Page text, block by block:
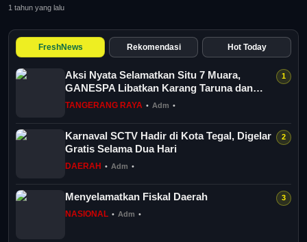
Pendidikan
Daerah
Bogor Raya
1 tahun yang lalu
FreshNews Rekomendasi Hot Today
Aksi Nyata Selamatkan Situ 7 Muara,
GANESPA Libatkan Karang Taruna dan
Komunitas
TANGERANG RAYA • Adm •
Karnaval SCTV Hadir di Kota Tegal, Digelar
Gratis Selama Dua Hari
DAERAH • Adm •
Menyelamatkan Fiskal Daerah
NASIONAL • Adm •